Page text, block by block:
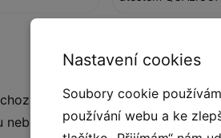
bodem pro vytvoření
i na vlastní zahradě.
Nastavení cookies
Soubory cookie
používání webu a ke